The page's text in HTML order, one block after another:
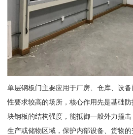
单层钢板门主要应用于厂房、仓库、设备
性要求较高的场所，核心作用先是基础
块钢板的结构强度，能抵御一般外力撞
生产或储物区域，保护内部设备、货物